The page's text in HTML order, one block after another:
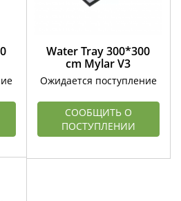
Water Tray 300*300
cm Mylar V3
Ожидается поступление
СООБЩИТЬ О
ПОСТУПЛЕНИИ